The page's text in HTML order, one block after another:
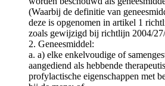
(Waarbij de definitie van
deze is opgenomen in artikel 1
zoals gewijzigd bij richtlijn 2004/
2. Geneesmiddel:
a. a) elke enkelvoudige of
aangediend als hebbende
profylactische eigenschappen met